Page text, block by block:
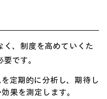
く、制度を高めていくた
です。
定期的に分析し、期待し
果を測定します。